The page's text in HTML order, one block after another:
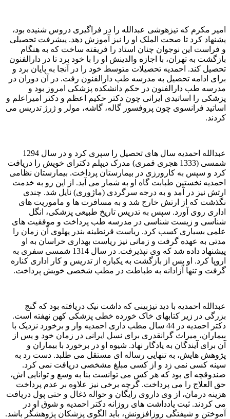
امیر مکرم که تیزهوشی عبدالله را در فراگیری دروس شنیده بود،
پشنهاد کرد تا صحت الملک او را نیز آموزش دهد. پیشرفت تحصیلی
و فراست این نوجوان چنان استاد را فریفته ساخت که به هنگام
بازگشت به تهران، با اجازه والدینش او را با خود برد تا در دارالفنون
تحصیل کند. احمدیه تحصیلات متوسط خود را در آنجا به پایان برد و
برای ادامه تحصیل به مدرسه طب دارالفنون رفت. در آن دوران در
مدرسه طب دارالفنون در حکم دانشکده پزشکی امروز بود و
پزشکی را اساتیدی ایرانی چون دکتر حکیم اعظم و دکتر امیراعلم و
اساتید فرانسوی چون پروفسور گاله، گاشه، مولر و ژرژ تدریس می
کردند.
عبدالله احمدیه سال های تحصیل را سپری کرد و در سال 1294
شمسی (1333 هجری قمری) مدرک دیپلم دکترای خویش را دریافت
کرد و سپس به کارورزی در بیمارستان پرداخت. بیمارستان نظامی
احمدیه نخستین طبابت گاه او به شمار می آید. از این رو به خدمت
ارتش نیز در آمد و به درجه سرگردی (ماژوری) نایل شد. چندی
نگذشت که از ارتش خارج شد و به مسافرت ها و ماموریت های
اداری روی آورد. سپس به تدریس تاریخ طبیعی پزشکی، انگل
شناسی و زیست شناسی در مدرسه طب پرداخت و موفقیت های
علمی بسیاری کسب کرد. ریاست قرنطینه بندر پهلوی آن زمان را
مدتی به عهده گرفت و زمانی نیز ریاست بهداری خراسان به او
پیشنهاد داده شد که وی نپذیرفت. در سال 1314 شمسی سفری به
اروپا کرد. او پس از بازگشت به یکباره از تدریس و کار اداری کناره
گرفت و تنها آزادانه به طباطت در مطب شخصی خویش پرداخت.
عبدالله احمدیه با دید تیزبینی که داشت نیک دریافته بود که گنج
بزرگی در زیر کتابهای خاک خورده خطی پزشکی کهن نهفته است.
دکتر احمدیه در 44 سال مطب داری احمدیه وار و برخورد نزدیک با
بیماران، میراث گرانقدری برای نسل ایرانی در زمان خود و پس از
آن برای آیندگان به یادگار نهاد. شیوه او در برخورد با بیماران و
پژوهش هایش، به تنهایی رساله ای مستقل می طلبد. دست رد به
سینه کسی نمی زد و از کسی مبلغ مشخصی دریافت نمی کرد.
صندوقچه ای بود که هر کس می توانست بنا به وسع و توانایی اش،
حق العلاج را می پرداخت. گرچه برخی نیز علاوه بر عدم پرداخت
هزینه درمان، از وی داروی رایگان و حواله ذغال و حتی پول دریافت
می کردند. ثبت یادداشت های روزانه دکتر احمدیه و شوق او در
آموختن و شیفتگی روزافزونش، باید الگوی پزشکان پژوهشگر باشد.